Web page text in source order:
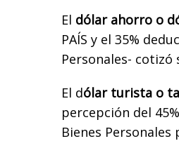
El dólar ahorro o
PAÍS y el 35%
Personales- cotizó
El dólar turista o
percepción del
Bienes